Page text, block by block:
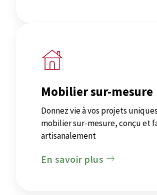
Mobilier sur-mesure
Donnez vie à vos projets
mobilier sur-mesure, conçu et
artisanalement
En savoir plus